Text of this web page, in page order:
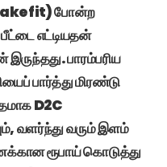
போன்ற
எட்டியதன்
பாரம்பரிய
பார்த்து மிரண்டு
D2C
வரும் இளம்
ரூபாய் கொடுத்து